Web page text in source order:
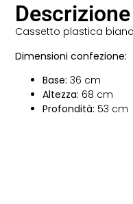
Descrizione
Cassetto plastica
Dimensioni confezione:
Base: 36 cm
Altezza: 68 cm
Profondità: 53 cm